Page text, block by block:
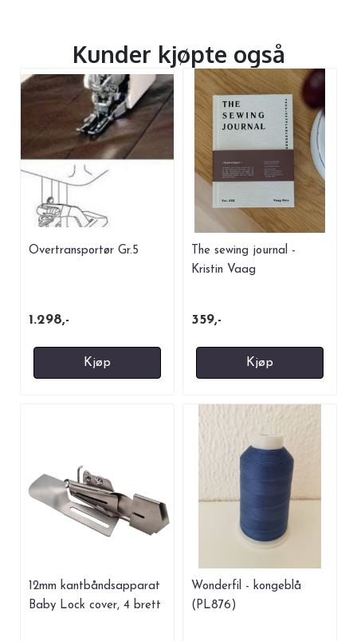
Kunder kjøpte også
Overtransportør Gr.5
1.298,-
Kjøp
The sewing journal -
Kristin Vaag
359,-
Kjøp
12mm kantbåndsapparat
Baby Lock cover, 4 brett
Wonderfil - kongeblå
(PL876)